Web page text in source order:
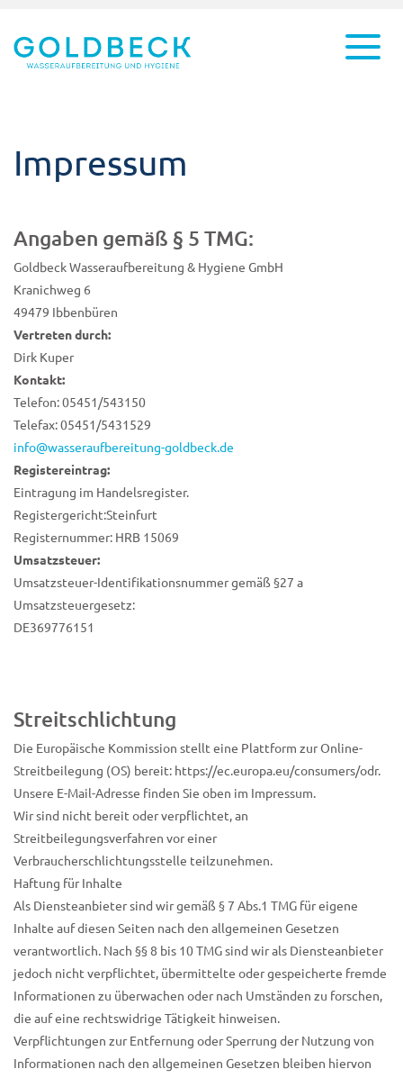
Impressum
Angaben gemäß § 5 TMG:
Goldbeck Wasseraufbereitung & Hygiene GmbH
Kranichweg 6
49479 Ibbenbüren
Vertreten durch:
Dirk Kuper
Kontakt:
Telefon: 05451/543150
Telefax: 05451/5431529
info@wasseraufbereitung-goldbeck.de
Registereintrag:
Eintragung im Handelsregister.
Registergericht:Steinfurt
Registernummer: HRB 15069
Umsatzsteuer:
Umsatzsteuer-Identifikationsnummer gemäß §27 a
Umsatzsteuergesetz:
DE369776151
Streitschlichtung
Die Europäische Kommission stellt eine Plattform zur Online-
Streitbeilegung (OS) bereit: https://ec.europa.eu/consumers/odr.
Unsere E-Mail-Adresse finden Sie oben im Impressum.
Wir sind nicht bereit oder verpflichtet, an
Streitbeilegungsverfahren vor einer
Verbraucherschlichtungsstelle teilzunehmen.
Haftung für Inhalte
Als Diensteanbieter sind wir gemäß § 7 Abs.1 TMG für eigene
Inhalte auf diesen Seiten nach den allgemeinen Gesetzen
verantwortlich. Nach §§ 8 bis 10 TMG sind wir als Diensteanbieter
jedoch nicht verpflichtet, übermittelte oder gespeicherte fremde
Informationen zu überwachen oder nach Umständen zu forschen,
die auf eine rechtswidrige Tätigkeit hinweisen.
Verpflichtungen zur Entfernung oder Sperrung der Nutzung von
Informationen nach den allgemeinen Gesetzen bleiben hiervon